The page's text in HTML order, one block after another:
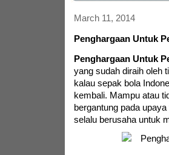
March 11, 2014
Penghargaan Untuk
Penghargaan Untuk
yang sudah diraih oleh
kalau sepak bola
kembali. Mampu atau
bergantung pada
selalu berusaha untuk